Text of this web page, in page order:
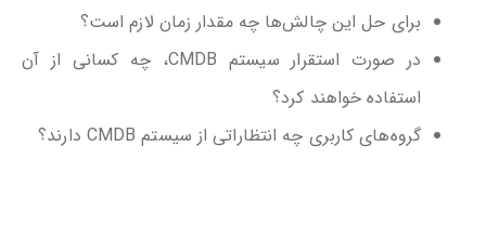
برای حل این چالش‌ها چه مقدار زمان لازم است؟
در صورت استقرار سیستم CMDB، چه کسانی از آن
استفاده خواهند کرد؟
گروه‌های کاربری چه انتظاراتی از سیستم CMDB دارند؟